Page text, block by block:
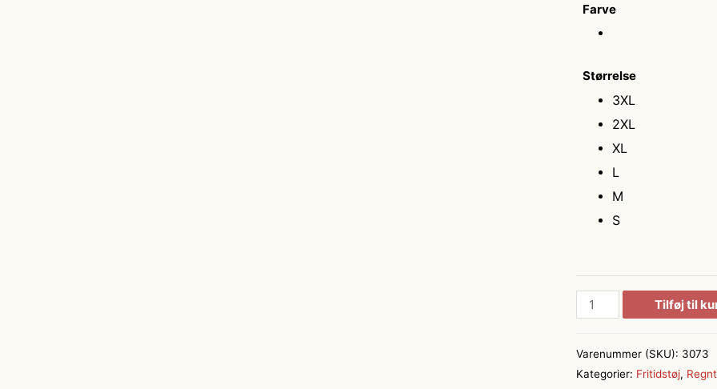
Farve
Størrelse
3XL
2XL
XL
L
M
S
Track
Regnbukser
Tilføj til
Varenummer (SKU): 3073
Kategorier: Fritidstøj,